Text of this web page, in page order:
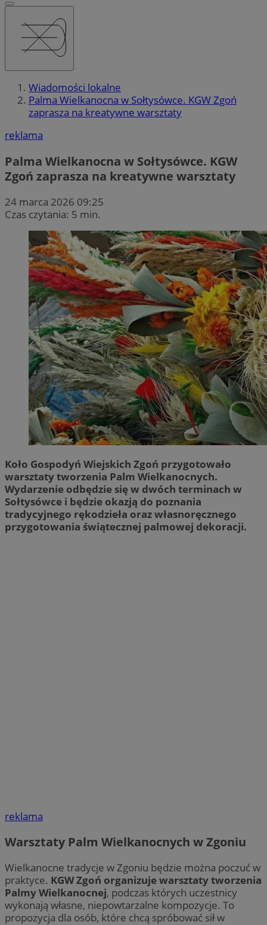
Wiadomości lokalne
Palma Wielkanocna w Sołtysówce. KGW Zgoń
zaprasza na kreatywne warsztaty
reklama
Palma Wielkanocna w Sołtysówce. KGW
Zgoń zaprasza na kreatywne warsztaty
24 marca 2026 09:25
Czas czytania: 5 min.
Koło Gospodyń Wiejskich Zgoń przygotowało
warsztaty tworzenia Palm Wielkanocnych.
Wydarzenie odbędzie się w dwóch terminach w
Sołtysówce i będzie okazją do poznania
tradycyjnego rękodzieła oraz własnoręcznego
przygotowania świątecznej palmowej dekoracji.
reklama
Warsztaty Palm Wielkanocnych w Zgoniu
Wielkanocne tradycje w Zgoniu będzie można poczuć w
praktyce. KGW Zgoń organizuje warsztaty tworzenia
Palmy Wielkanocnej, podczas których uczestnicy
wykonają własne, niepowtarzalne kompozycje. To
propozycja dla osób, które chcą spróbować sił w